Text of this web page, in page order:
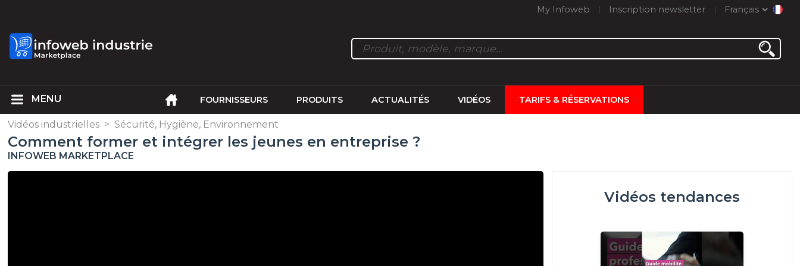
My Infoweb Inscription newsletter Français
FOURNISSEURS PRODUITS ACTUALITÉS VIDÉOS TARIFS & RÉSERVATIONS
Vidéos industrielles > Sécurité, Hygiène, Environnement
Comment former et intégrer les jeunes en entreprise ?
INFOWEB MARKETPLACE
Vidéos tendances